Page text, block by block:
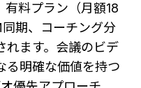
有料プラン（月額18
期、コーチング分
れます。会議のビデ
る明確な価値を持つ